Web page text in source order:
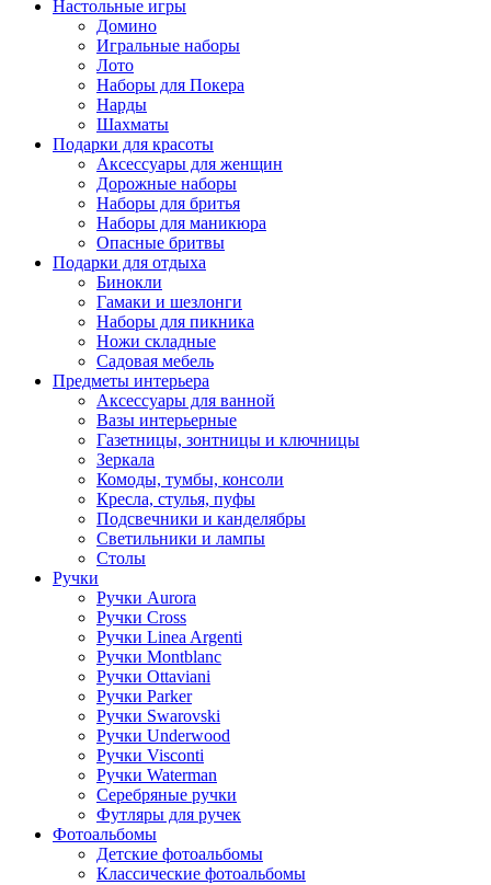
Настольные игры
Домино
Игральные наборы
Лото
Наборы для Покера
Нарды
Шахматы
Подарки для красоты
Аксессуары для женщин
Дорожные наборы
Наборы для бритья
Наборы для маникюра
Опасные бритвы
Подарки для отдыха
Бинокли
Гамаки и шезлонги
Наборы для пикника
Ножи складные
Садовая мебель
Предметы интерьера
Аксессуары для ванной
Вазы интерьерные
Газетницы, зонтницы и ключницы
Зеркала
Комоды, тумбы, консоли
Кресла, стулья, пуфы
Подсвечники и канделябры
Светильники и лампы
Столы
Ручки
Ручки Aurora
Ручки Cross
Ручки Linea Argenti
Ручки Montblanc
Ручки Ottaviani
Ручки Parker
Ручки Swarovski
Ручки Underwood
Ручки Visconti
Ручки Waterman
Серебряные ручки
Футляры для ручек
Фотоальбомы
Детские фотоальбомы
Классические фотоальбомы